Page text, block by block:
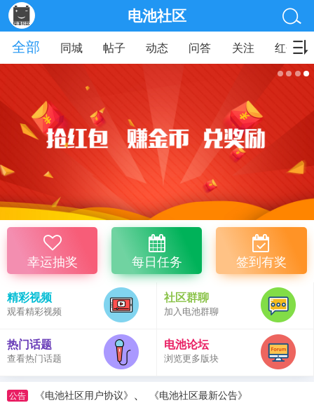
电池社区
全部
同城 帖子 动态 问答 关注 红包
幸运抽奖 每日任务 签到有奖
精彩视频
观看精彩视频
社区群聊
加入电池群聊
热门话题
查看热门话题
电池论坛
浏览更多版块
公告 《电池社区用户协议》 、 《电池社区最新公告》